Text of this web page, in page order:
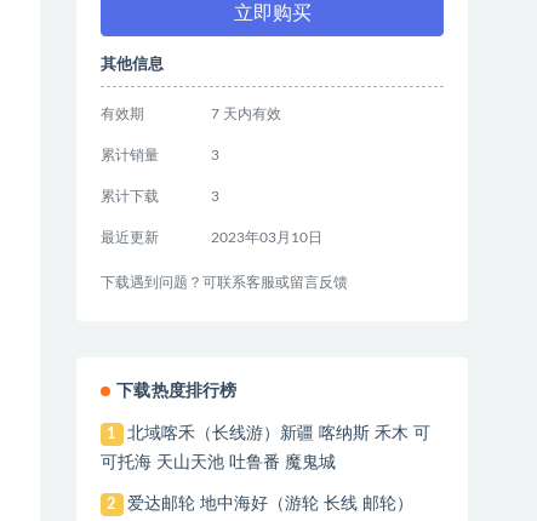
立即购买
其他信息
有效期 7 天内有效
累计销量 3
累计下载 3
最近更新 2023年03月10日
下载遇到问题？可联系客服或留言反馈
下载热度排行榜
1
北域喀禾（长线游）新疆 喀纳斯 禾木 可
可托海 天山天池 吐鲁番 魔鬼城
2 爱达邮轮 地中海好（游轮 长线 邮轮）